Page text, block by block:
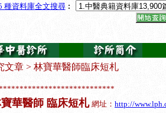
種資料庫全文搜尋︰
文章 > 林寶華醫師臨床短札
華醫師 臨床短札 網址： http://